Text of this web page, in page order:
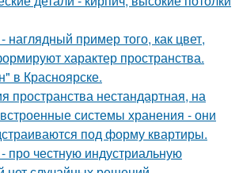
наглядный пример того, как цвет,
характер пространства.
в Красноярске.
пространства нестандартная, на
системы хранения - они
под форму квартиры.
про честную индустриальную